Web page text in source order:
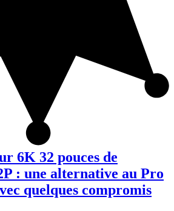
6K 32 pouces de
: une alternative au Pro
quelques compromis